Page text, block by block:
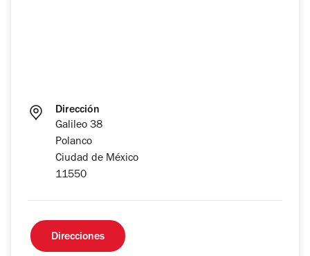
Dirección
Galileo 38
Polanco
Ciudad de México
11550
Direcciones